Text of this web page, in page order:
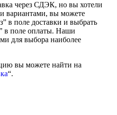
через СДЭК, но вы хотели
вариантами, вы можете
в поле доставки и выбрать
в поле оплаты. Наши
для выбора наиболее
вы можете найти на
“.